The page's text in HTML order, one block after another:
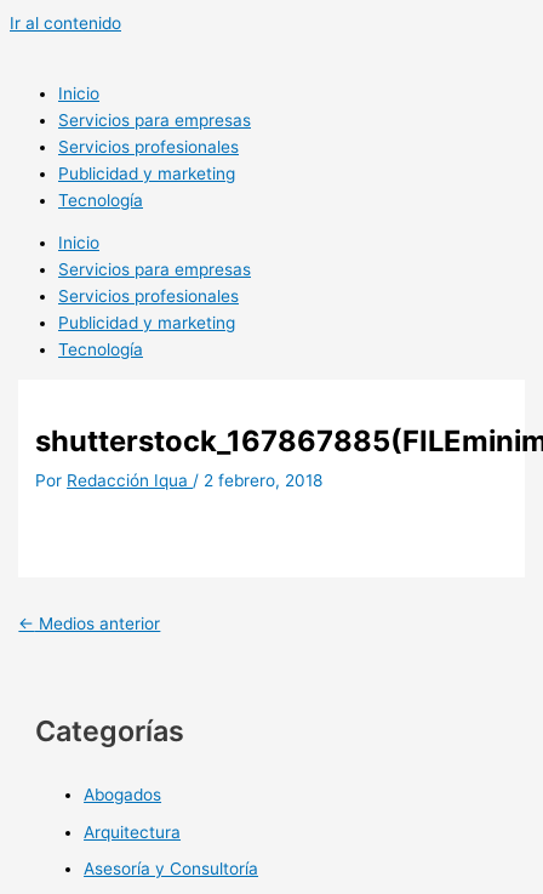
Ir al contenido
Inicio
Servicios para empresas
Servicios profesionales
Publicidad y marketing
Tecnología
Inicio
Servicios para empresas
Servicios profesionales
Publicidad y marketing
Tecnología
Por Redacción Iqua / 2 febrero, 2018
← Medios anterior
Categorías
Abogados
Arquitectura
Asesoría y Consultoría